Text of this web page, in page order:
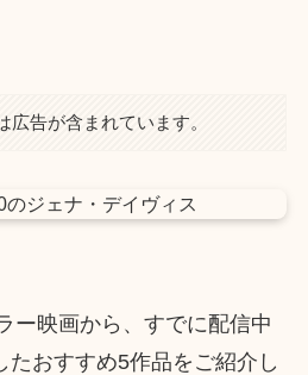
広告が含まれています。
ー映画から、すでに配信中
たおすすめ5作品をご紹介し